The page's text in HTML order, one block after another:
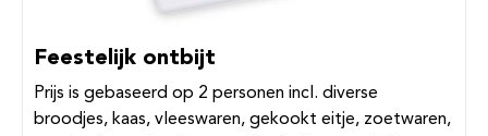
Feestelijk ontbijt
Prijs is gebaseerd op 2 personen incl. diverse
broodjes, kaas, vleeswaren, gekookt eitje, zoetwaren,